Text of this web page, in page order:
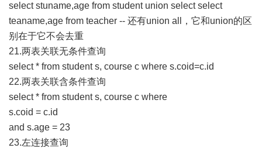
select stuname,age from student union select select
teaname,age from teacher -- 还有union all，它和union的区
别在于它不会去重
21.两表关联无条件查询
select * from student s, course c where s.coid=c.id
22.两表关联含条件查询
select * from student s, course c where
s.coid = c.id
and s.age = 23
23.左连接查询